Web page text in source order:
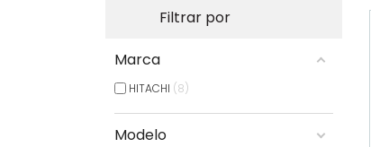
Filtrar por
Marca
HITACHI 8
Modelo